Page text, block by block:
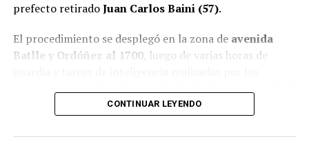
prefecto retiradoJuan Carlos Baini (57).
El procedimiento se desplegó en la zona de avenida
Batlle y Ordóñez al 1700, luego de varias horas de
arresto, los agentes secuestraron cuatro teléfonos
sometidos a peritajes técnicos por orden judicial.
CONTINUAR LEYENDO